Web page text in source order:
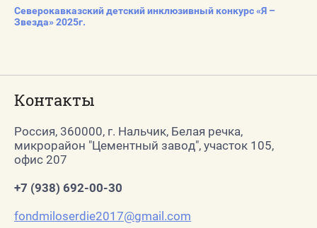
Северокавказский детский инклюзивный конкурс «Я –
Звезда» 2025г.
Контакты
Россия, 360000, г. Нальчик, Белая речка,
микрорайон "Цементный завод", участок 105,
офис 207
+7 (938) 692-00-30
fondmiloserdie2017@gmail.com